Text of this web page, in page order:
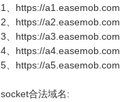
1、https://a1.easemob.com
2、https://a2.easemob.com
3、https://a3.easemob.com
4、https://a4.easemob.com
5、https://a5.easemob.com
socket合法域名: